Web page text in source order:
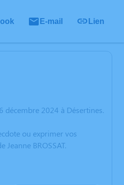
E-mail Lien
décembre 2024 à Désertines.
ou exprimer vos
BROSSAT.